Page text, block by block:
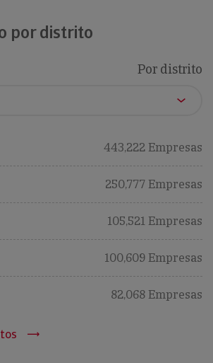
por distrito
Por distrito
443,222 Empresas
250,777 Empresas
105,521 Empresas
100,609 Empresas
82,068 Empresas